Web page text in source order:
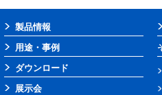
製品情報
用途・事例
ダウンロード
展示会